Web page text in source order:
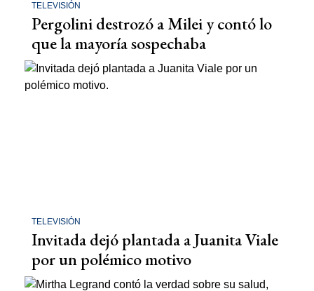
TELEVISIÓN
Pergolini destrozó a Milei y contó lo
que la mayoría sospechaba
TELEVISIÓN
Invitada dejó plantada a Juanita Viale
por un polémico motivo